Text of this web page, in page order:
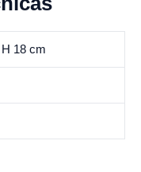
18 cm